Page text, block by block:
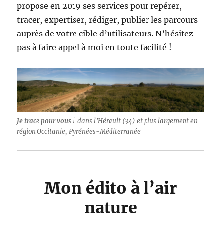
propose en 2019 ses services pour repérer,
tracer, expertiser, rédiger, publier les parcours
auprès de votre cible d’utilisateurs. N’hésitez
pas à faire appel à moi en toute facilité !
Je trace pour vous !dans l’Hérault (34) et plus largement en
région Occitanie, Pyrénées-Méditerranée
Mon édito à l’air
nature